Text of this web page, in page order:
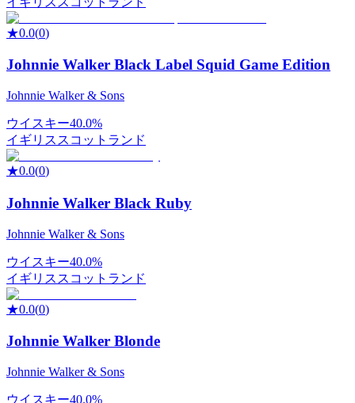
★0.0(0)
Johnnie Walker Black Label Squid Game Edition
Johnnie Walker & Sons
ウイスキー40.0%
イギリス スコットランド
★0.0(0)
Johnnie Walker Black Ruby
Johnnie Walker & Sons
ウイスキー40.0%
イギリス スコットランド
★0.0(0)
Johnnie Walker Blonde
Johnnie Walker & Sons
ウイスキー40.0%